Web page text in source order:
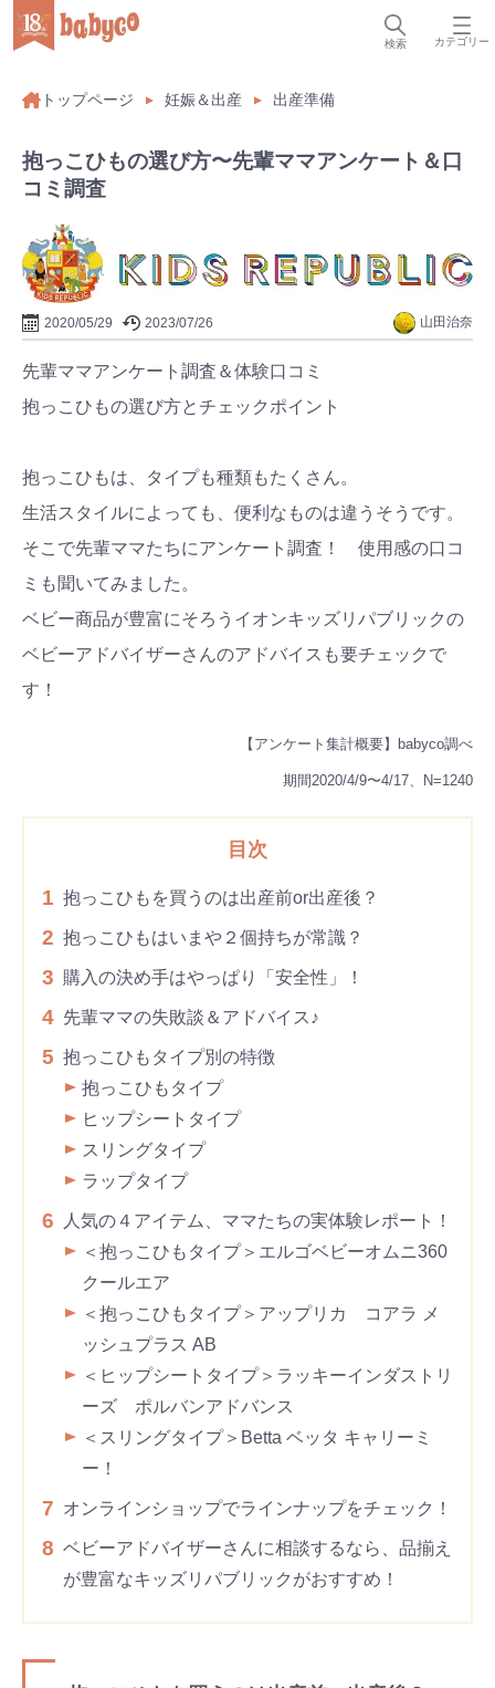
検索 カテゴリー
トップページ 妊娠＆出産 出産準備
抱っこひもの選び方〜先輩ママアンケート＆口
コミ調査
2020/05/29 2023/07/26 山田治奈
先輩ママアンケート調査＆体験口コミ
抱っこひもの選び方とチェックポイント
抱っこひもは、タイプも種類もたくさん。
生活スタイルによっても、便利なものは違うそうです。
そこで先輩ママたちにアンケート調査！ 使用感の口コ
ミも聞いてみました。
ベビー商品が豊富にそろうイオンキッズリパブリックの
ベビーアドバイザーさんのアドバイスも要チェックで
す！
【アンケート集計概要】babyco調べ
期間2020/4/9〜4/17、N=1240
目次
1 抱っこひもを買うのは出産前or出産後？
2 抱っこひもはいまや２個持ちが常識？
3 購入の決め手はやっぱり「安全性」！
4 先輩ママの失敗談＆アドバイス♪
5 抱っこひもタイプ別の特徴
抱っこひもタイプ
ヒップシートタイプ
スリングタイプ
ラップタイプ
6
人気の４アイテム、ママたちの実体験レポート！
＜抱っこひもタイプ＞エルゴベビーオムニ360
クールエア
＜抱っこひもタイプ＞アップリカ コアラ メ
ッシュプラス AB
＜ヒップシートタイプ＞ラッキーインダストリ
ーズ ポルバンアドバンス
＜スリングタイプ＞Betta ベッタ キャリーミ
ー！
7 オンラインショップでラインナップをチェック！
8 ベビーアドバイザーさんに相談するなら、品揃え
が豊富なキッズリパブリックがおすすめ！